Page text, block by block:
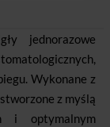
jednorazowe
Wykonane z
z myślą
i optymalnym